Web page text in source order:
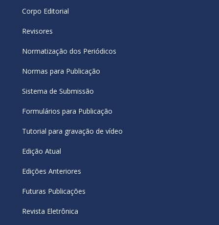
Corpo Editorial
Revisores
Normatização dos Periódicos
Normas para Publicação
Sistema de Submissão
Formulários para Publicação
Tutorial para gravação de vídeo
Edição Atual
Edições Anteriores
Futuras Publicações
Revista Eletrônica